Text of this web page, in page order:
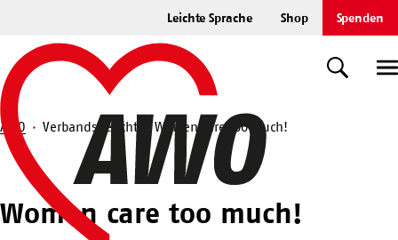
springen
Leichte Sprache Shop Spenden
Startseite
Suche
Suche
AWO Verbandsbericht Women care too much!
Women care too much!